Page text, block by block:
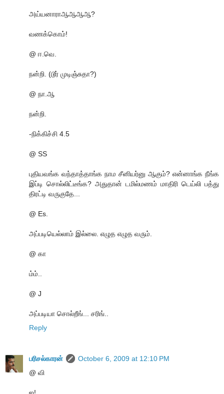
அய்யனாராஆஆஆஆ?
வணக்கொம்!
@ ஈ.வெ.
நன்றி. (டூர் முடிஞ்சுதா?)
@ நா.ஆ
நன்றி.
-நிக்கிச்சி 4.5
@ SS
புதியவங்க வந்தாத்தாங்க நாம சீனியர்னு ஆகும்? என்னாங்க நீங்க
இப்டி சொல்லிட்டீங்க? அதுதான் டமில்மணம் மாதிரி டெய்லி பத்து
திரட்டி வருகுதே...
@ Es.
அப்படியெல்லாம் இல்லை. எழுத எழுத வரும்.
@ கா
ம்ம்..
@ J
அப்படியா சொல்றீங்... சரிங்..
Reply
பரிசல்காரன்
October 6, 2009 at 12:10 PM
@ வி
ஐ!